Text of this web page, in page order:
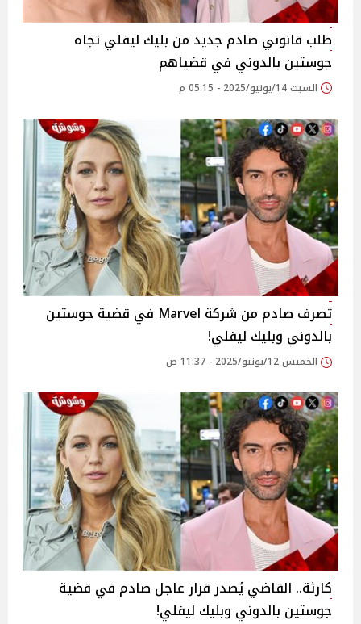
طلب قانوني صادم جديد من بليك ليفلي تجاه
جوستين بالدوني في قضياهم
السبت 14/يونيو/2025 - 05:15 م
تصرف صادم من شركة Marvel في قضية جوستين
بالدوني وبليك ليفلي!
الخميس 12/يونيو/2025 - 11:37 ص
كارثة.. القاضي يُصدر قرار عاجل صادم في قضية
جوستين بالدوني وبليك ليفلي!